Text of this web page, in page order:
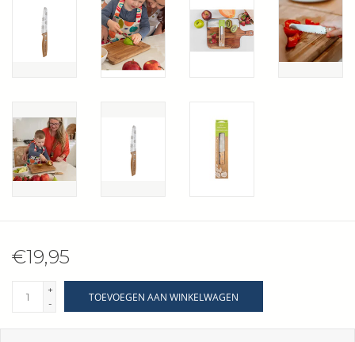
€19,95
+
-
TOEVOEGEN AAN WINKELWAGEN